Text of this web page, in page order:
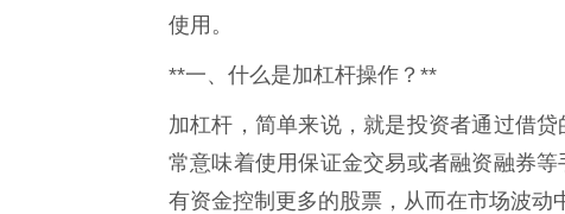
使用。
**一、什么是加杠杆操作？**
加杠杆，简单来说，就是投资者通过借
常意味着使用保证金交易或者融资融券
有资金控制更多的股票，从而在市场波动